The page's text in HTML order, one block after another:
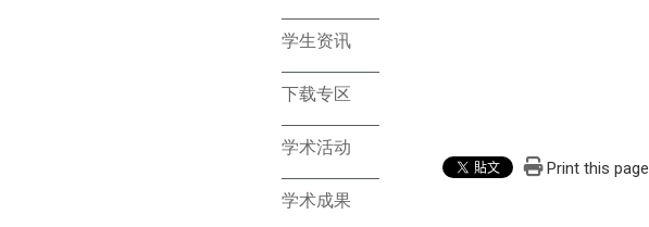
学生资讯
下载专区
学术活动
学术成果
Print this page